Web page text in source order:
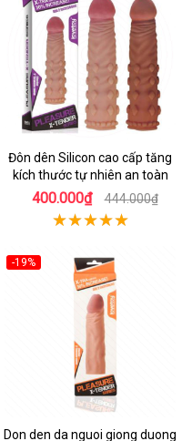
Đôn dên Silicon cao cấp tăng
kích thước tự nhiên an toàn
400.000₫ 444.000₫
-19%
Don den da nguoi giong duong